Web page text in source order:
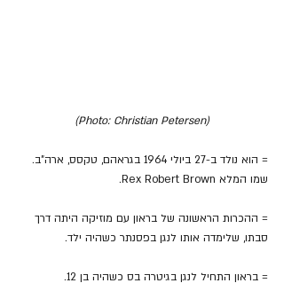
(Photo: Christian Petersen)
= הוא נולד ב-27 ביולי 1964 בגראהם, טקסס, ארה"ב.
שמו המלא Rex Robert Brown.
= ההכרות הראשונה של בראון עם מוזיקה היתה דרך
סבתו, שלימדה אותו לנגן בפסנתר כשהיה ילד.
= בראון התחיל לנגן בגיטרה בס כשהיה בן 12.